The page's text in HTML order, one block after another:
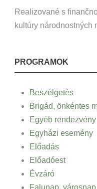
Realizované s
kultúry národnostných
PROGRAMOK
Beszélgetés
Brigád, önkéntes
Egyéb rendezvény
Egyházi esemény
Előadás
Előadóest
Évzáró
Falunap, városnap